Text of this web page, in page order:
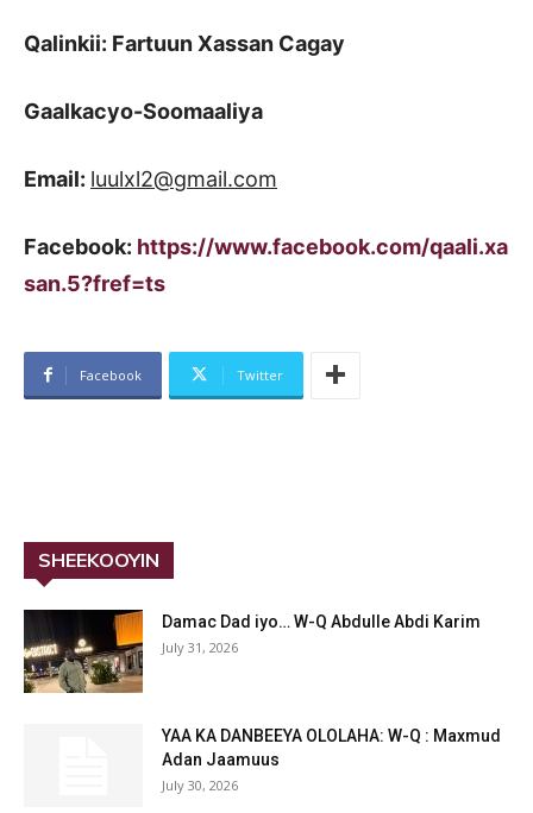
Qalinkii: Fartuun Xassan Cagay
Gaalkacyo-Soomaaliya
Email: luulxl2@gmail.com
Facebook: https://www.facebook.com/qaali.xa
san.5?fref=ts
Facebook Twitter
SHEEKOOYIN
Damac Dad iyo… W-Q Abdulle Abdi Karim
July 31, 2026
YAA KA DANBEEYA OLOLAHA: W-Q : Maxmud
Adan Jaamuus
July 30, 2026